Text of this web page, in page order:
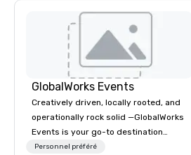
GlobalWorks Events
Creatively driven, locally rooted, and
operationally rock solid —GlobalWorks
Events is your go-to destination
management company in Southwest
Personnel préféré